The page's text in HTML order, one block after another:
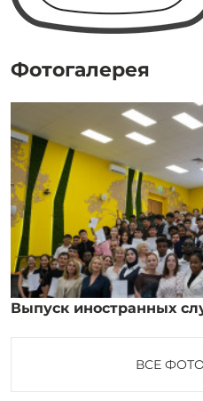
Фотогалерея
Выпуск иностранных
ВСЕ